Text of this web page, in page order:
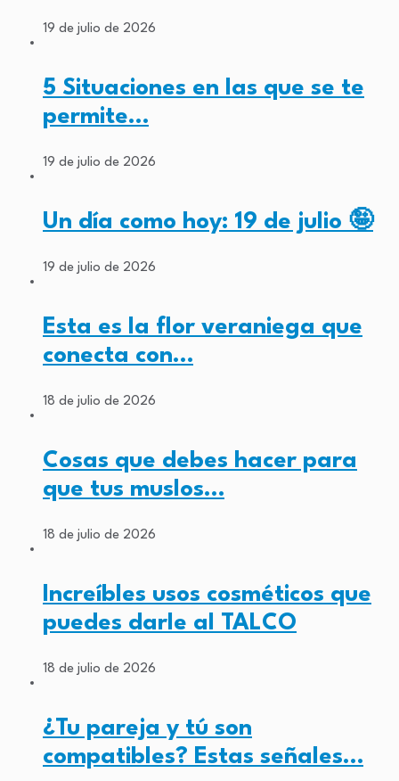
19 de julio de 2026
5 Situaciones en las que se te
permite…
19 de julio de 2026
Un día como hoy: 19 de julio 🤪
19 de julio de 2026
Esta es la flor veraniega que
conecta con…
18 de julio de 2026
Cosas que debes hacer para
que tus muslos…
18 de julio de 2026
Increíbles usos cosméticos que
puedes darle al TALCO
18 de julio de 2026
¿Tu pareja y tú son
compatibles? Estas señales…